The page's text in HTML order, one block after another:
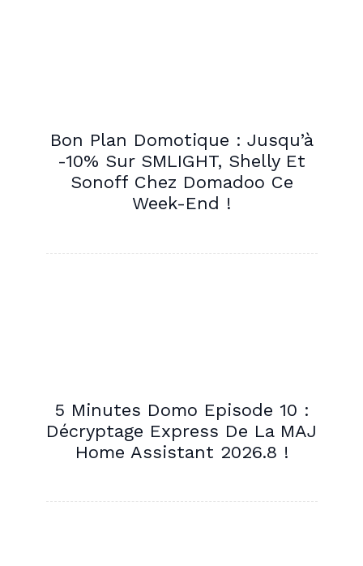
Bon Plan Domotique : Jusqu’à
-10% Sur SMLIGHT, Shelly Et
Sonoff Chez Domadoo Ce
Week-End !
5 Minutes Domo Episode 10 :
Décryptage Express De La MAJ
Home Assistant 2026.8 !